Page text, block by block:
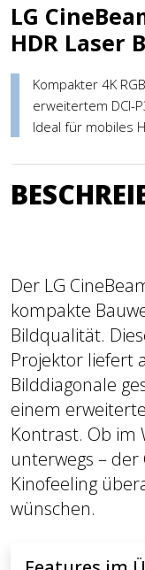
LG
HDR Laser
Kompakter 4K
erweitertem DCI-
Ideal für mobiles
Der LG
kompakte
Bildqualität.
Projektor liefert
Bilddiagonale
einem
Kontrast. Ob im
unterwegs – der
Kinofeeling
wünschen.